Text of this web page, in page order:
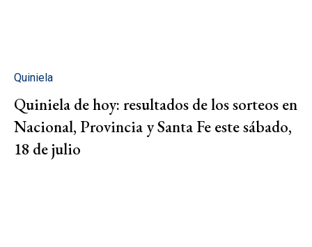
Quiniela
Quiniela de hoy: resultados de los sorteos en
Nacional, Provincia y Santa Fe este sábado,
18 de julio